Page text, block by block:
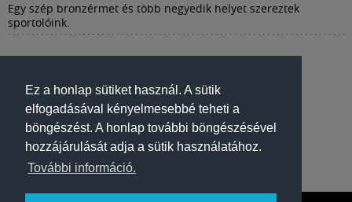
Ez a honlap sütiket használ. A sütik
elfogadásával kényelmesebbé teheti a
böngészést. A honlap további böngészésével
hozzájárulását adja a sütik használatához.
További információ.
Egy szép bronzérmet és több negyedik helyet szereztek
sportolóink.